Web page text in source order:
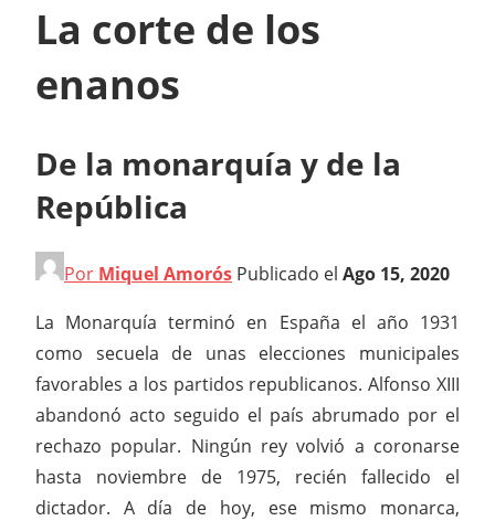
La corte de los
enanos
De la monarquía y de la
República
Por Miquel Amorós Publicado el Ago 15, 2020
La Monarquía terminó en España el año 1931
como secuela de unas elecciones municipales
favorables a los partidos republicanos. Alfonso XIII
abandonó acto seguido el país abrumado por el
rechazo popular. Ningún rey volvió a coronarse
hasta noviembre de 1975, recién fallecido el
dictador. A día de hoy, ese mismo monarca,